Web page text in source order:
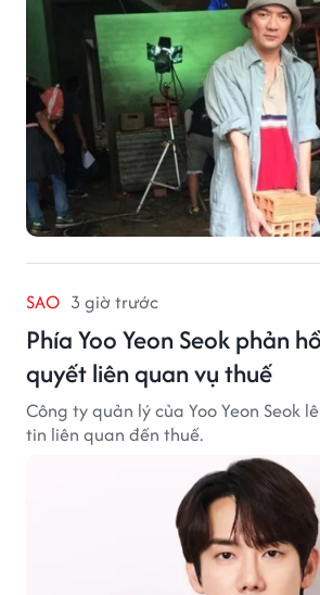
SAO 3 giờ trước
Phía Yoo Yeon Seok phản
quyết liên quan vụ thuế
Công ty quản lý của Yoo Yeon Seok
tin liên quan đến thuế.